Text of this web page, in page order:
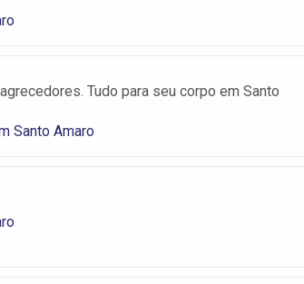
Tudo para seu corpo em Santo
Santo Amaro